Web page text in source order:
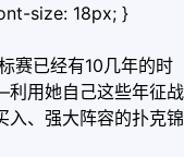
size: 18px; }
赛已经有10几年的时
用她自己这些年征战
入、强大阵容的扑克锦